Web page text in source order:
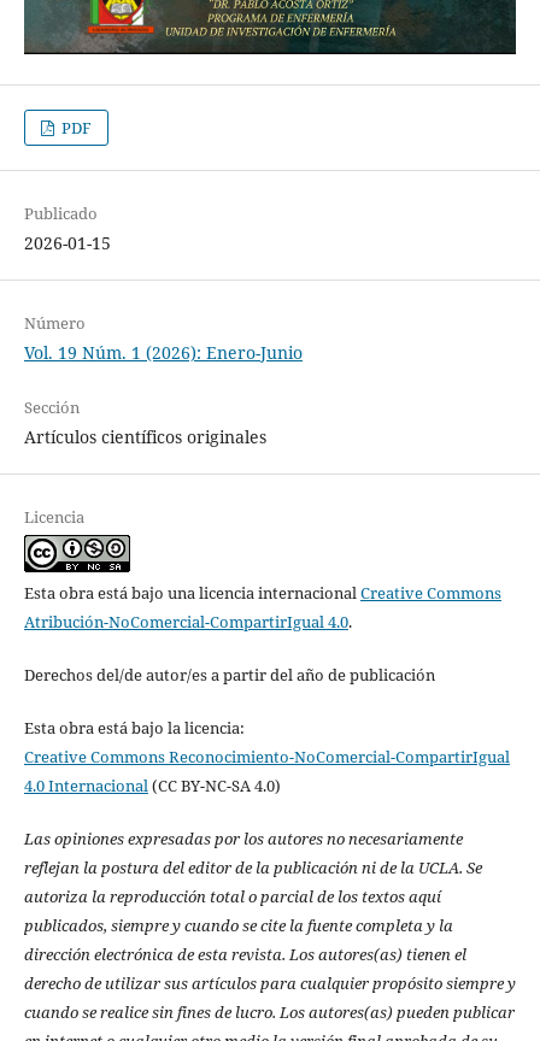
PDF
Publicado
2026-01-15
Número
Vol. 19 Núm. 1 (2026): Enero-Junio
Sección
Artículos científicos originales
Licencia
Esta obra está bajo una licencia internacionalCreative Commons
Atribución-NoComercial-CompartirIgual 4.0.
Derechos del/de autor/es a partir del año de publicación
Esta obra está bajo la licencia:
Creative Commons Reconocimiento-NoComercial-CompartirIgual
4.0 Internacional(CC BY-NC-SA 4.0)
Las opiniones expresadas por los autores no necesariamente
reflejan la postura del editor de la publicación ni de la UCLA. Se
autoriza la reproducción total o parcial de los textos aquí
publicados, siempre y cuando se cite la fuente completa y la
dirección electrónica de esta revista. Los autores(as) tienen el
derecho de utilizar sus artículos para cualquier propósito siempre y
cuando se realice sin fines de lucro. Los autores(as) pueden publicar